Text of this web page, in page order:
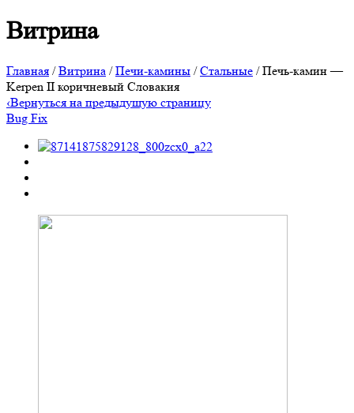
Витрина
Главная /Витрина /Печи-камины /Стальные / Печь-камин —
Kerpen II коричневый Словакия
‹Вернуться на предыдущую страницу
Bug Fix